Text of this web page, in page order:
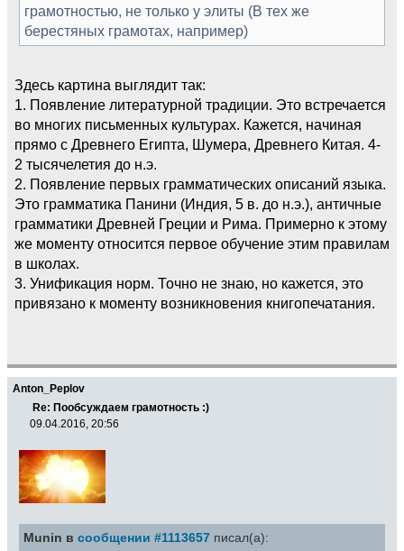
грамотностью, не только у элиты (В тех же
берестяных грамотах, например)
Здесь картина выглядит так:
1. Появление литературной традиции. Это встречается
во многих письменных культурах. Кажется, начиная
прямо с Древнего Египта, Шумера, Древнего Китая. 4-
2 тысячелетия до н.э.
2. Появление первых грамматических описаний языка.
Это грамматика Панини (Индия, 5 в. до н.э.), античные
грамматики Древней Греции и Рима. Примерно к этому
же моменту относится первое обучение этим правилам
в школах.
3. Унификация норм. Точно не знаю, но кажется, это
привязано к моменту возникновения книгопечатания.
Anton_Peplov
Re: Пообсуждаем грамотность :)
09.04.2016, 20:56
Munin в сообщении #1113657 писал(а):